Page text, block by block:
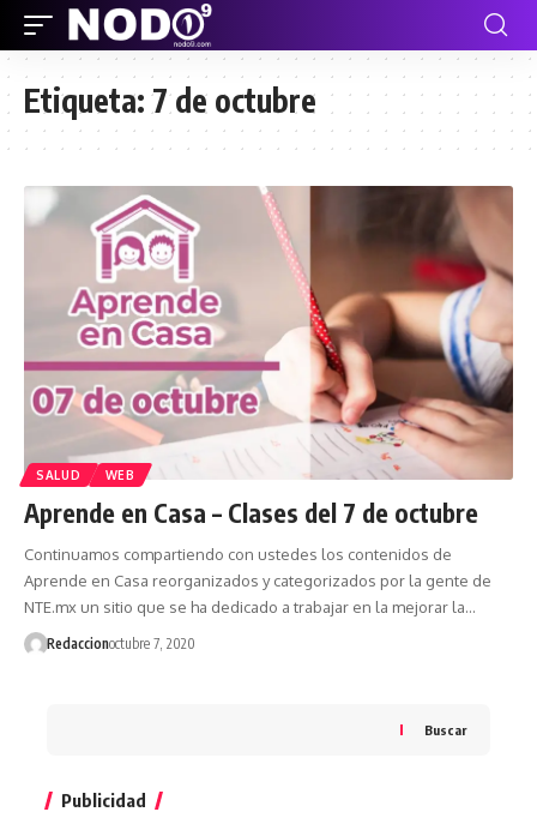
Etiqueta:7 de octubre
SALUD WEB
Aprende en Casa – Clases del 7 de octubre
Continuamos compartiendo con ustedes los contenidos de
Aprende en Casa reorganizados y categorizados por la gente de
NTE.mx un sitio que se ha dedicado a trabajar en la mejorar la…
Redaccionoctubre 7, 2020
Buscar
Publicidad